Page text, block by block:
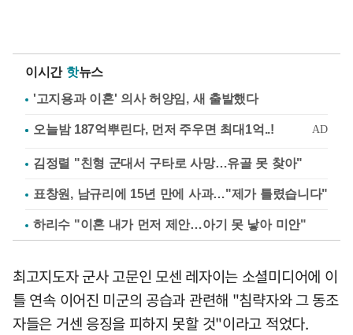
이시간 핫뉴스
'고지용과 이혼' 의사 허양임, 새 출발했다
김정렬 "친형 군대서 구타로 사망…유골 못 찾아"
표창원, 남규리에 15년 만에 사과…"제가 틀렸습니다"
하리수 "이혼 내가 먼저 제안…아기 못 낳아 미안"
최고지도자 군사 고문인 모센 레자이는 소셜미디어에 이
틀 연속 이어진 미군의 공습과 관련해 "침략자와 그 동조
자들은 거센 응징을 피하지 못할 것"이라고 적었다.